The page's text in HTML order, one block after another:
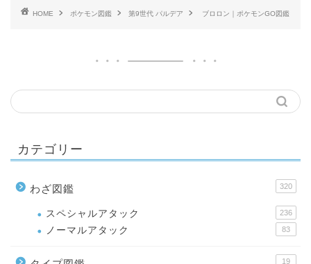
HOME ポケモン図鑑 第9世代 パルデア ブロロン｜ポケモンGO図鑑
カテゴリー
わざ図鑑 320
スペシャルアタック 236
ノーマルアタック 83
19